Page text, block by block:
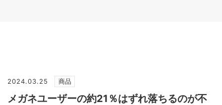
2024.03.25 商品
メガネユーザーの約21％はずれ落ちるのが不